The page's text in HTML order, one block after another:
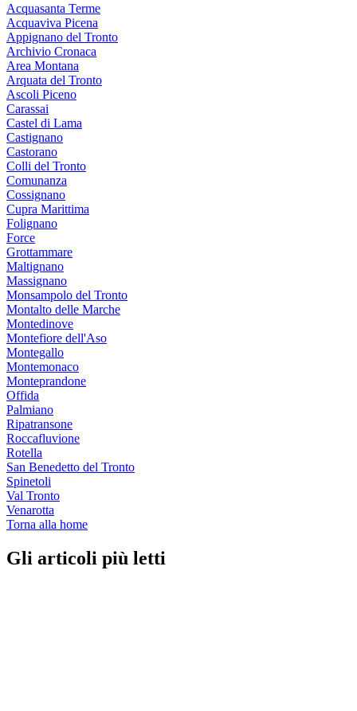
Acquasanta Terme
Acquaviva Picena
Appignano del Tronto
Archivio Cronaca
Area Montana
Arquata del Tronto
Ascoli Piceno
Carassai
Castel di Lama
Castignano
Castorano
Colli del Tronto
Comunanza
Cossignano
Cupra Marittima
Folignano
Force
Grottammare
Maltignano
Massignano
Monsampolo del Tronto
Montalto delle Marche
Montedinove
Montefiore dell'Aso
Montegallo
Montemonaco
Monteprandone
Offida
Palmiano
Ripatransone
Roccafluvione
Rotella
San Benedetto del Tronto
Spinetoli
Val Tronto
Venarotta
Torna alla home
Gli articoli più letti